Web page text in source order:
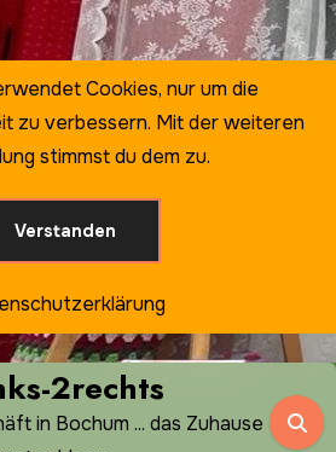
2rechts
in Bochum ... das Zuhause
Cookies, nur um die
zu verbessern. Mit der weiteren
stimmst du dem zu.
Verstanden